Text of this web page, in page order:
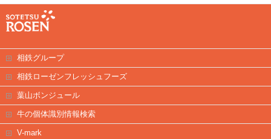
相鉄グループ
相鉄ローゼンフレッシュフーズ
葉山ボンジュール
牛の個体識別情報検索
V-mark